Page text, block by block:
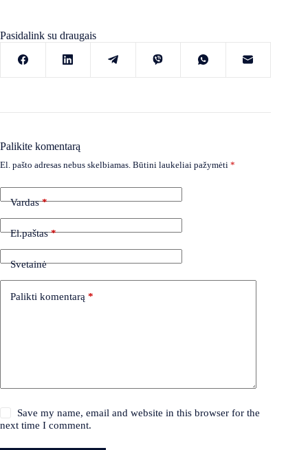
Pasidalink su draugais
Palikite komentarą
El. pašto adresas nebus skelbiamas. Būtini laukeliai pažymėti *
Vardas*
El.paštas*
Svetainė
Palikti komentarą *
Save my name, email and website in this browser for the
next time I comment.